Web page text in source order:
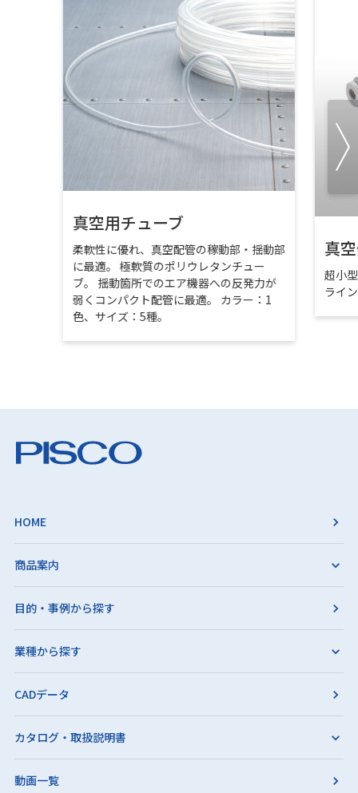
真空用チューブ
柔軟性に優れ、真空配管の稼動部・揺動部
に最適。 極軟質のポリウレタンチュー
ブ。 揺動箇所でのエア機器への反発力が
弱くコンパクト配管に最適。 カラー：1
色、サイズ：5種。
真
超小
ライ
HOME
商品案内
目的・事例から探す
業種から探す
CADデータ
カタログ・取扱説明書
動画一覧